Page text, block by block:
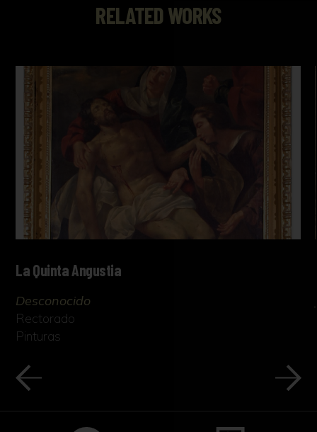
RELATED WORKS
La Quinta Angustia
Desconocido
Rectorado
Pinturas